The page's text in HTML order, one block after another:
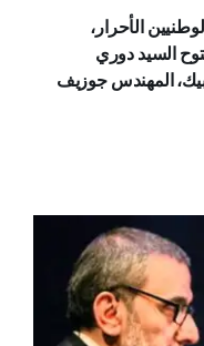
الأحرار،
السيد دوري
المهندس جوزيف